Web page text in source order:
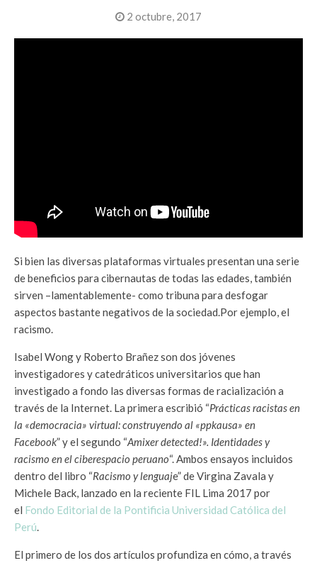
2 octubre, 2017
Si bien las diversas plataformas virtuales presentan una serie
de beneficios para cibernautas de todas las edades, también
sirven –lamentablemente- como tribuna para desfogar
aspectos bastante negativos de la sociedad.Por ejemplo, el
racismo.
Isabel Wong y Roberto Brañez son dos jóvenes
investigadores y catedráticos universitarios que han
investigado a fondo las diversas formas de racialización a
través de la Internet. La primera escribió “Prácticas racistas en
la «democracia» virtual: construyendo al «ppkausa» en
Facebook” y el segundo “Amixer detected!». Identidades y
racismo en el ciberespacio peruano“. Ambos ensayos incluidos
dentro del libro “Racismo y lenguaje” de Virgina Zavala y
Michele Back, lanzado en la reciente FIL Lima 2017 por
el Fondo Editorial de la Pontificia Universidad Católica del
Perú.
El primero de los dos artículos profundiza en cómo, a través